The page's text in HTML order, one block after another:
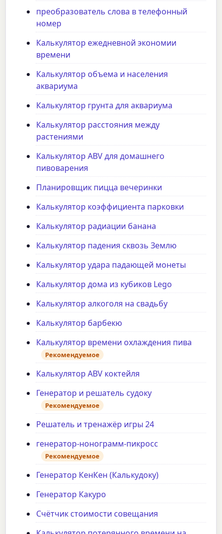
преобразователь слова в телефонный
номер
Калькулятор ежедневной экономии
времени
Калькулятор объема и населения
аквариума
Калькулятор грунта для аквариума
Калькулятор расстояния между
растениями
Калькулятор ABV для домашнего
пивоварения
Планировщик пицца вечеринки
Калькулятор коэффициента парковки
Калькулятор радиации банана
Калькулятор падения сквозь Землю
Калькулятор удара падающей монеты
Калькулятор дома из кубиков Lego
Калькулятор алкоголя на свадьбу
Калькулятор барбекю
Калькулятор времени охлаждения пива
Рекомендуемое
Калькулятор ABV коктейля
Генератор и решатель судоку
Рекомендуемое
Решатель и тренажёр игры 24
генератор-нонограмм-пикросс
Рекомендуемое
Генератор КенКен (Калькудоку)
Генератор Какуро
Счётчик стоимости совещания